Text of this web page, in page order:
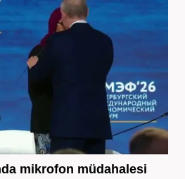
mikrofon müdahalesi